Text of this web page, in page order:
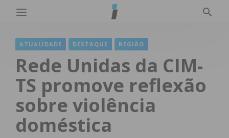
ATUALIDADE DESTAQUE REGIÃO
Rede Unidas da CIM-
TS promove reflexão
sobre violência
doméstica